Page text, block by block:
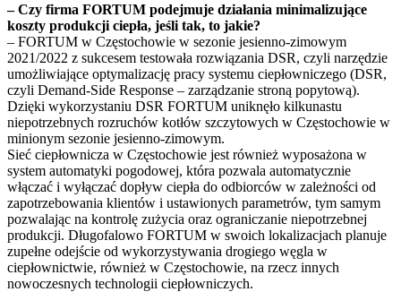
– Czy firma FORTUM podejmuje działania minimalizujące
koszty produkcji ciepła, jeśli tak, to jakie?
– FORTUM w Częstochowie w sezonie jesienno-zimowym
2021/2022 z sukcesem testowała rozwiązania DSR, czyli narzędzie
umożliwiające optymalizację pracy systemu ciepłowniczego (DSR,
czyli Demand-Side Response – zarządzanie stroną popytową).
Dzięki wykorzystaniu DSR FORTUM uniknęło kilkunastu
niepotrzebnych rozruchów kotłów szczytowych w Częstochowie w
minionym sezonie jesienno-zimowym.
Sieć ciepłownicza w Częstochowie jest również wyposażona w
system automatyki pogodowej, która pozwala automatycznie
włączać i wyłączać dopływ ciepła do odbiorców w zależności od
zapotrzebowania klientów i ustawionych parametrów, tym samym
pozwalając na kontrolę zużycia oraz ograniczanie niepotrzebnej
produkcji. Długofalowo FORTUM w swoich lokalizacjach planuje
zupełne odejście od wykorzystywania drogiego węgla w
ciepłownictwie, również w Częstochowie, na rzecz innych
nowoczesnych technologii ciepłowniczych.